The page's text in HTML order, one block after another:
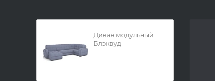
Диван модульный
Блэквуд